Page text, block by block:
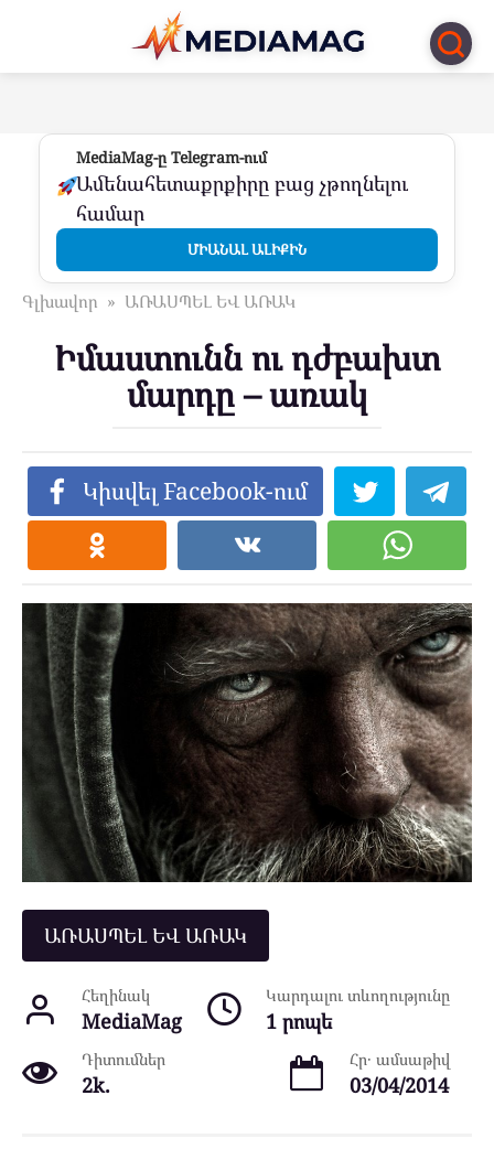
Перейти
контенту
MediaMag-ը Telegram-ում
Ամենահետաքրքիրը բաց չթողնելու
համար
ՄԻԱՆԱԼ ԱԼԻՔԻՆ
Գլխավոր » ԱՌԱՍՊԵԼ ԵՎ ԱՌԱԿ
Իմաստունն ու դժբախտ
մարդը – առակ
Կիսվել Facebook-ում
ԱՌԱՍՊԵԼ ԵՎ ԱՌԱԿ
Հեղինակ
MediaMag
Կարդալու տևողությունը
1 րոպե
Դիտումներ
2k.
Հր․ ամսաթիվ
03/04/2014